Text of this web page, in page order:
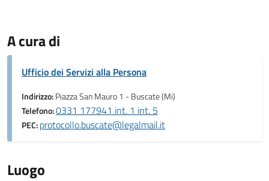
A cura di
Ufficio dei Servizi alla Persona
Indirizzo:Piazza San Mauro 1 - Buscate (Mi)
Telefono:0331 177941 int. 1 int. 5
PEC:protocollo.buscate@legalmail.it
Luogo